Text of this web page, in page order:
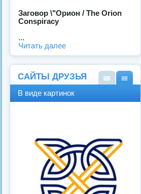
Заговор \"Орион / The Orion
Conspiracy
...
Читать далее
САЙТЫ ДРУЗЬЯ
В виде картинок